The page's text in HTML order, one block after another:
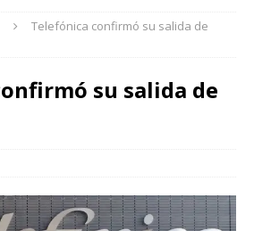
Telefónica confirmó su salida de
su salida de